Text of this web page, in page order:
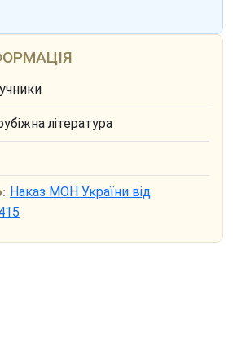
література
Наказ МОН України від